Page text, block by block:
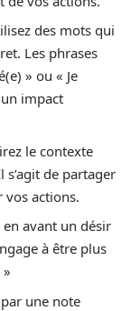
des mots qui
Les phrases
» ou « Je
impact
le contexte
de partager
vos actions.
en avant un désir
à être plus
une note